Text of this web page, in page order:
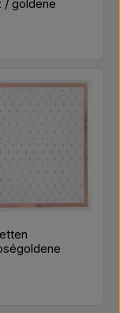
/ goldene
Preis:
Preis: